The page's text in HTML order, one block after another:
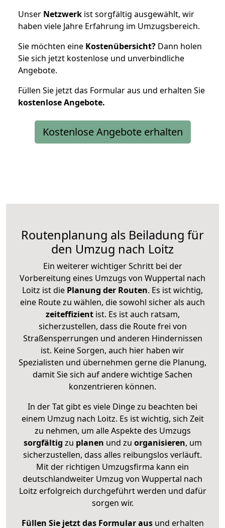
Unser Netzwerk ist sorgfältig ausgewählt, wir
haben viele Jahre Erfahrung im Umzugsbereich.
Sie möchten eine Kostenübersicht? Dann holen
Sie sich jetzt kostenlose und unverbindliche
Angebote.
Füllen Sie jetzt das Formular aus und erhalten Sie
kostenloseAngebote.
Kostenlose Angebote erhalten
Routenplanung als Beiladung für
den Umzug nach Loitz
Ein weiterer wichtiger Schritt bei der
Vorbereitung eines Umzugs von Wuppertal nach
Loitz ist die Planung der Routen. Es ist wichtig,
eine Route zu wählen, die sowohl sicher als auch
zeiteffizientist. Es ist auch ratsam,
sicherzustellen, dass die Route frei von
Straßensperrungen und anderen Hindernissen
ist. Keine Sorgen, auch hier haben wir
Spezialisten und übernehmen gerne die Planung,
damit Sie sich auf andere wichtige Sachen
konzentrieren können.
In der Tat gibt es viele Dinge zu beachten bei
einem Umzug nach Loitz. Es ist wichtig, sich Zeit
zu nehmen, um alle Aspekte des Umzugs
sorgfältig zu planen und zu organisieren, um
sicherzustellen, dass alles reibungslos verläuft.
Mit der richtigen Umzugsfirma kann ein
deutschlandweiter Umzug von Wuppertal nach
Loitz erfolgreich durchgeführt werden und dafür
sorgen wir.
Füllen Sie jetzt das Formular ausund erhalten